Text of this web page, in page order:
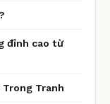
đỉnh cao từ
Trong Tranh